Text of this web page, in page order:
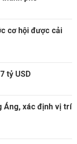
cơ hội được cải
tỷ USD
Áng, xác định vị trí